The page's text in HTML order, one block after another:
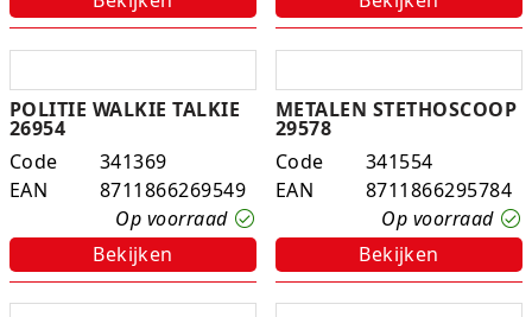
POLITIE WALKIE TALKIE
26954
Code
341369
EAN
8711866269549
Op voorraad
Bekijken
METALEN STETHOSCOOP
29578
Code
341554
EAN
8711866295784
Op voorraad
Bekijken